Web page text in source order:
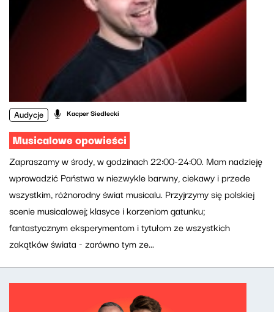
Audycje Kacper Siedlecki
Musicalowe opowieści
Zapraszamy w środy, w godzinach 22:00-24:00. Mam nadzieję
wprowadzić Państwa w niezwykle barwny, ciekawy i przede
wszystkim, różnorodny świat musicalu. Przyjrzymy się polskiej
scenie musicalowej; klasyce i korzeniom gatunku;
fantastycznym eksperymentom i tytułom ze wszystkich
zakątków świata - zarówno tym ze...